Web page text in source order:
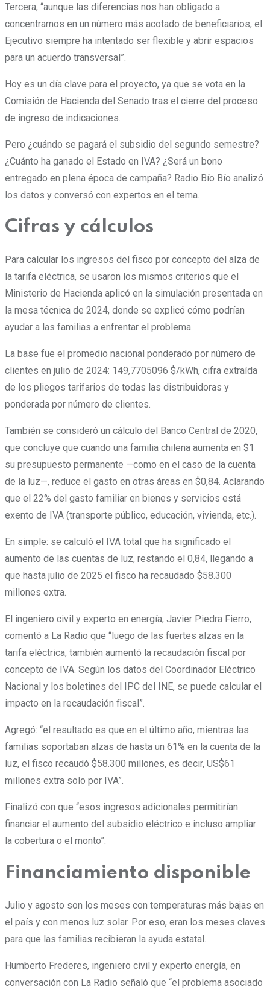
Tercera, “aunque las diferencias nos han obligado a
concentrarnos en un número más acotado de beneficiarios, el
Ejecutivo siempre ha intentado ser flexible y abrir espacios
para un acuerdo transversal”.
Hoy es un día clave para el proyecto, ya que se vota en la
Comisión de Hacienda del Senado tras el cierre del proceso
de ingreso de indicaciones.
Pero ¿cuándo se pagará el subsidio del segundo semestre?
¿Cuánto ha ganado el Estado en IVA? ¿Será un bono
entregado en plena época de campaña? Radio Bío Bío analizó
los datos y conversó con expertos en el tema.
Cifras y cálculos
Para calcular los ingresos del fisco por concepto del alza de
la tarifa eléctrica, se usaron los mismos criterios que el
Ministerio de Hacienda aplicó en la simulación presentada en
la mesa técnica de 2024, donde se explicó cómo podrían
ayudar a las familias a enfrentar el problema.
La base fue el promedio nacional ponderado por número de
clientes en julio de 2024: 149,7705096 $/kWh, cifra extraída
de los pliegos tarifarios de todas las distribuidoras y
ponderada por número de clientes.
También se consideró un cálculo del Banco Central de 2020,
que concluye que cuando una familia chilena aumenta en $1
su presupuesto permanente —como en el caso de la cuenta
de la luz—, reduce el gasto en otras áreas en $0,84. Aclarando
que el 22% del gasto familiar en bienes y servicios está
exento de IVA (transporte público, educación, vivienda, etc.).
En simple: se calculó el IVA total que ha significado el
aumento de las cuentas de luz, restando el 0,84, llegando a
que hasta julio de 2025 el fisco ha recaudado $58.300
millones extra.
El ingeniero civil y experto en energía, Javier Piedra Fierro,
comentó a La Radio que “luego de las fuertes alzas en la
tarifa eléctrica, también aumentó la recaudación fiscal por
concepto de IVA. Según los datos del Coordinador Eléctrico
Nacional y los boletines del IPC del INE, se puede calcular el
impacto en la recaudación fiscal”.
Agregó: “el resultado es que en el último año, mientras las
familias soportaban alzas de hasta un 61% en la cuenta de la
luz, el fisco recaudó $58.300 millones, es decir, US$61
millones extra solo por IVA”.
Finalizó con que “esos ingresos adicionales permitirían
financiar el aumento del subsidio eléctrico e incluso ampliar
la cobertura o el monto”.
Financiamiento disponible
Julio y agosto son los meses con temperaturas más bajas en
el país y con menos luz solar. Por eso, eran los meses claves
para que las familias recibieran la ayuda estatal.
Humberto Frederes, ingeniero civil y experto energía, en
conversación con La Radio señaló que “el problema asociado